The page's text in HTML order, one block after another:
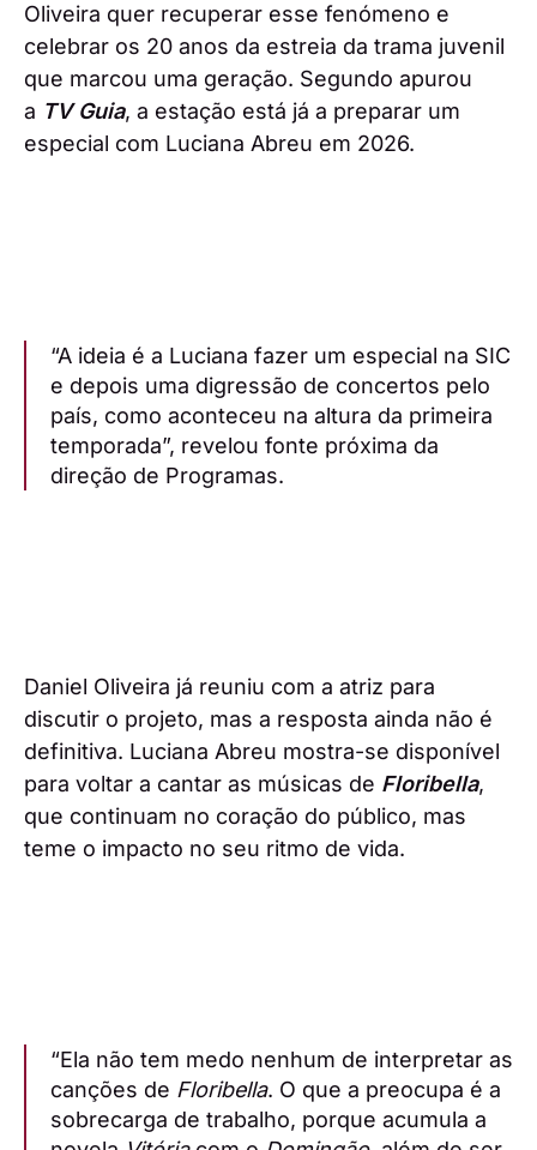
Oliveira quer recuperar esse fenómeno e
celebrar os 20 anos da estreia da trama juvenil
que marcou uma geração. Segundo apurou
a TV Guia, a estação está já a preparar um
especial com Luciana Abreu em 2026.
“A ideia é a Luciana fazer um especial na SIC
e depois uma digressão de concertos pelo
país, como aconteceu na altura da primeira
temporada”, revelou fonte próxima da
direção de Programas.
Daniel Oliveira já reuniu com a atriz para
discutir o projeto, mas a resposta ainda não é
definitiva. Luciana Abreu mostra-se disponível
para voltar a cantar as músicas de Floribella,
que continuam no coração do público, mas
teme o impacto no seu ritmo de vida.
“Ela não tem medo nenhum de interpretar as
canções de Floribella. O que a preocupa é a
sobrecarga de trabalho, porque acumula a